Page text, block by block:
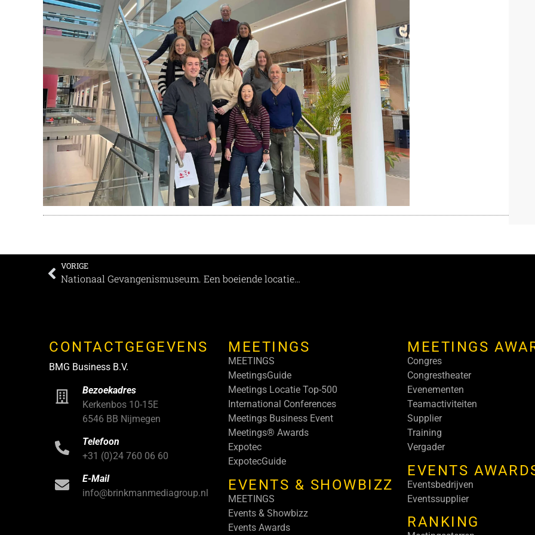
VORIGE
Nationaal Gevangenismuseum. Een boeiende locatie…
CONTACTGEGEVENS
BMG Business B.V.
Bezoekadres
Kerkenbos 10-15E
6546 BB Nijmegen
Telefoon
+31 (0)24 760 06 60
E-Mail
info@brinkmanmediagroup.nl
MEETINGS
MEETINGS
MeetingsGuide
Meetings Locatie Top-500
International Conferences
Meetings Business Event
Meetings® Awards
Expotec
ExpotecGuide
EVENTS & SHOWBIZZ
MEETINGS
Events & Showbizz
Events Awards
MEETINGS
Congres
Congrestheater
Evenementen
Teamactiviteiten
Supplier
Training
Vergader
EVENTS
Eventsbedrijven
Eventssupplier
RANKING